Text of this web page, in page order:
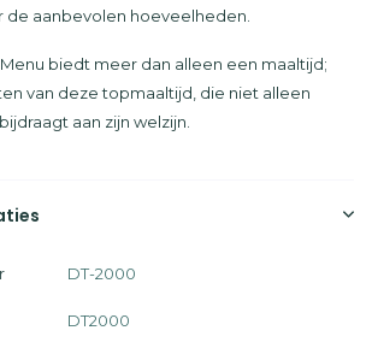
aanbevolen hoeveelheden.
biedt meer dan alleen een maaltijd;
van deze topmaaltijd, die niet alleen
aan zijn welzijn.
DT-2000
DT2000